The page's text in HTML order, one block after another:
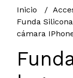
Inicio
Funda
cámara